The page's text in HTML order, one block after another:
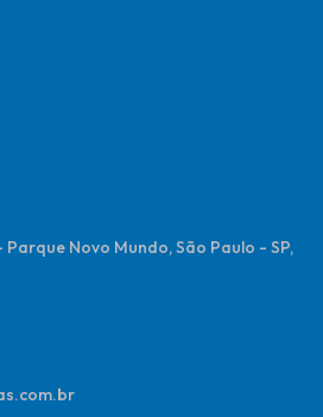
Parque Novo Mundo, São Paulo - SP,